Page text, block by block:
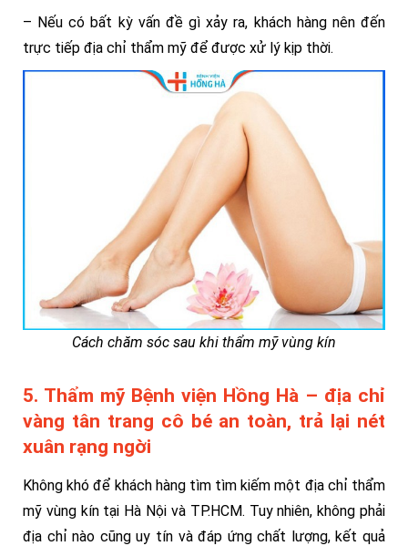
– Nếu có bất kỳ vấn đề gì xảy ra, khách hàng nên đến
trực tiếp địa chỉ thẩm mỹ để được xử lý kịp thời.
Cách chăm sóc sau khi thẩm mỹ vùng kín
5. Thẩm mỹ Bệnh viện Hồng Hà – địa chỉ
vàng tân trang cô bé an toàn, trả lại nét
xuân rạng ngời
Không khó để khách hàng tìm tìm kiếm một địa chỉ thẩm
mỹ vùng kín tại Hà Nội và TP.HCM. Tuy nhiên, không phải
địa chỉ nào cũng uy tín và đáp ứng chất lượng, kết quả